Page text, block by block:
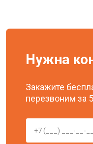
Нужна
Закажите
перезвоним за